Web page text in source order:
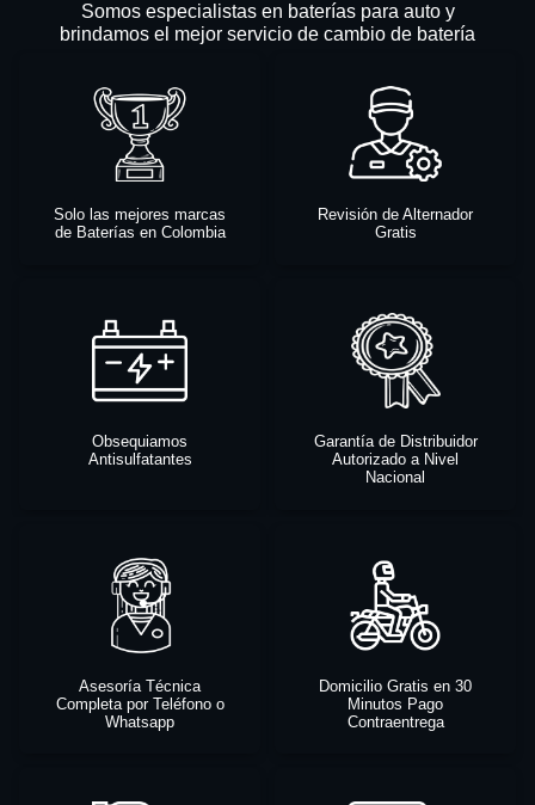
Somos especialistas en baterías para auto y
brindamos el mejor servicio de cambio de batería
Solo las mejores marcas
de Baterías en Colombia
Revisión de Alternador
Gratis
Obsequiamos
Antisulfatantes
Garantía de Distribuidor
Autorizado a Nivel
Nacional
Asesoría Técnica
Completa por Teléfono o
Whatsapp
Domicilio Gratis en 30
Minutos Pago
Contraentrega